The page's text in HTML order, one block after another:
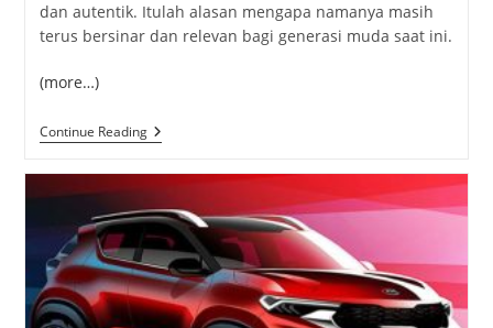
dan autentik. Itulah alasan mengapa namanya masih
terus bersinar dan relevan bagi generasi muda saat ini.
(more…)
Continue ReadingLily
Collins,
Cantik
Dengan
Segala
Talentanya